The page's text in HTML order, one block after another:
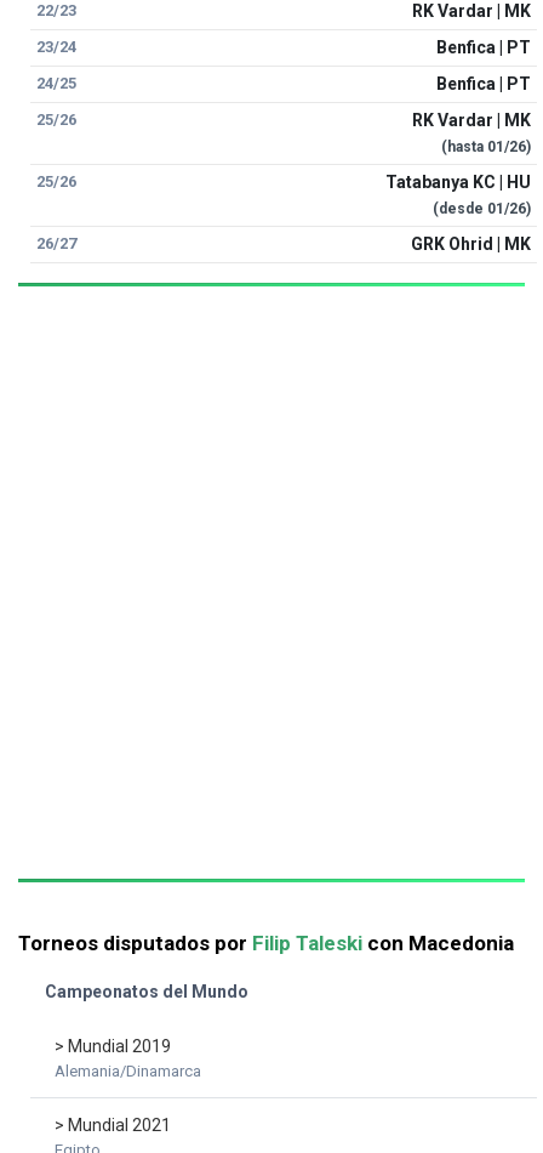
22/23 RK Vardar | MK
23/24 Benfica | PT
24/25 Benfica | PT
25/26 RK Vardar | MK
(hasta 01/26)
25/26 Tatabanya KC | HU
(desde 01/26)
26/27 GRK Ohrid | MK
Torneos disputados por Filip Taleski con Macedonia
Campeonatos del Mundo
> Mundial 2019
Alemania/Dinamarca
> Mundial 2021